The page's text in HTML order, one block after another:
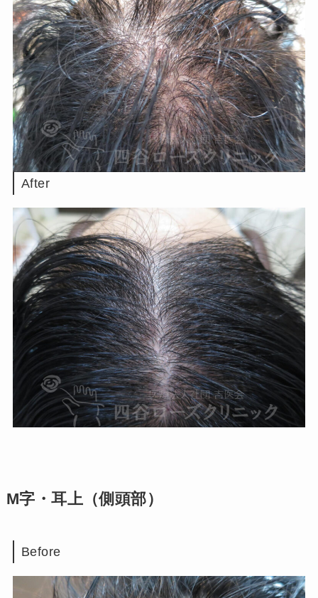
After
M字・耳上（側頭部）
Before